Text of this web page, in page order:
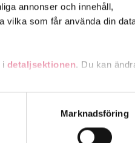
annonser och innehåll,
vilka som får använda din
i detaljsektionen. Du kan
tillhandahålla funktioner för
information från din
i sin tur kombinera
Marknadsföring